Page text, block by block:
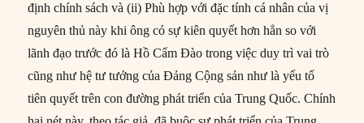
định chính sách và (ii) Phù hợp với đặc tính cá nhân của vị
nguyên thủ này khi ông có sự kiên quyết hơn hẳn so với
lãnh đạo trước đó là Hồ Cẩm Đào trong việc duy trì vai trò
cũng như hệ tư tưởng của Đảng Cộng sản như là yếu tố
tiên quyết trên con đường phát triển của Trung Quốc. Chính